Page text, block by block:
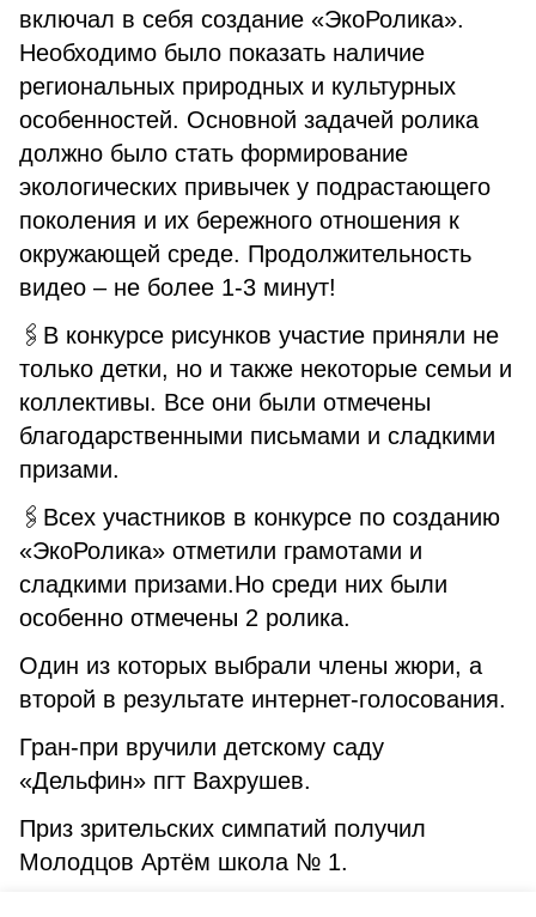
включал в себя создание «ЭкоРолика».
Необходимо было показать наличие
региональных природных и культурных
особенностей. Основной задачей ролика
должно было стать формирование
экологических привычек у подрастающего
поколения и их бережного отношения к
окружающей среде. Продолжительность
видео – не более 1-3 минут!
🖇В конкурсе рисунков участие приняли не
только детки, но и также некоторые семьи и
коллективы. Все они были отмечены
благодарственными письмами и сладкими
призами.
🖇Всех участников в конкурсе по созданию
«ЭкоРолика» отметили грамотами и
сладкими призами.Но среди них были
особенно отмечены 2 ролика.
Один из которых выбрали члены жюри, а
второй в результате интернет-голосования.
Гран-при вручили детскому саду
«Дельфин» пгт Вахрушев.
Приз зрительских симпатий получил
Молодцов Артём школа № 1.